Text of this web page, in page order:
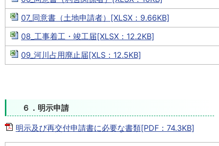
07_同意書（土地申請者）[XLSX：9.66KB]
08_工事着工・竣工届[XLSX：12.2KB]
09_河川占用廃止届[XLS：12.5KB]
６．明示申請
明示及び再交付申請書に必要な書類[PDF：74.3KB]